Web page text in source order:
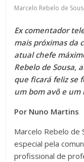
Marcelo Rebelo de
Ex comentador
mais próximas da
atual chefe
Rebelo de Sousa,
que ficará feliz se
um bom avô e um
Por Nuno Martins
Marcelo Rebelo de
especial pela
profissional de